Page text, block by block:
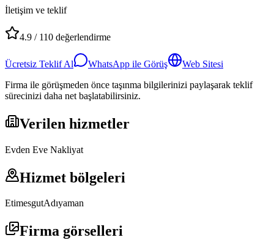
İletişim ve teklif
4.9 / 110 değerlendirme
Ücretsiz Teklif Al WhatsApp ile Görüş
Web Sitesi
Firma ile görüşmeden önce taşınma bilgilerinizi paylaşarak teklif
sürecinizi daha net başlatabilirsiniz.
Verilen hizmetler
Evden Eve Nakliyat
Hizmet bölgeleri
EtimesgutAdıyaman
Firma görselleri